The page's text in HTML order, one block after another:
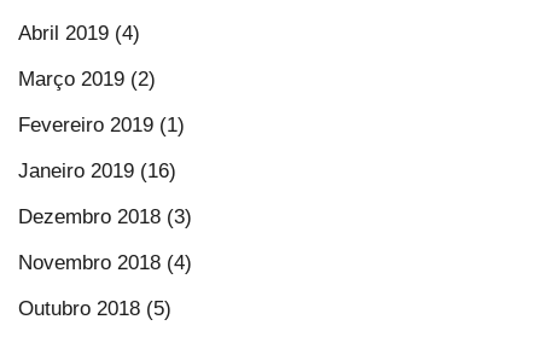
Abril 2019 (4)
Março 2019 (2)
Fevereiro 2019 (1)
Janeiro 2019 (16)
Dezembro 2018 (3)
Novembro 2018 (4)
Outubro 2018 (5)